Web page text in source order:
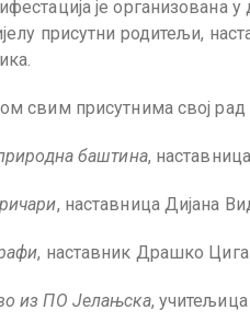
је организована
присутни родитељи,
свим присутнима свој
баштина,
, наставница Дијана
, наставник Драшко
из ПО Јелањска, учитељица